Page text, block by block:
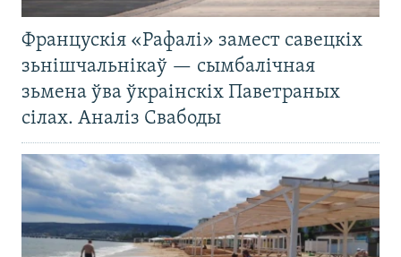
Францускія «Рафалі» замест савецкіх
зьнішчальнікаў — сымбалічная
зьмена ўва ўкраінскіх Паветраных
сілах. Аналіз Свабоды